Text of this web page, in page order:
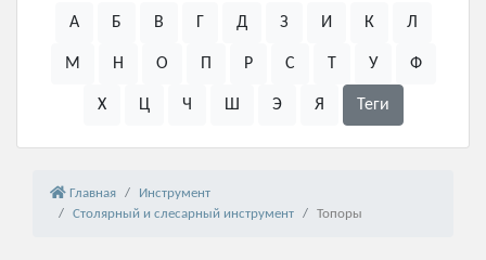
А Б В Г Д З И К Л
М Н О П Р С Т У Ф
Х Ц Ч Ш Э Я Теги
Главная
Инструмент
Столярный и слесарный инструмент
Топоры